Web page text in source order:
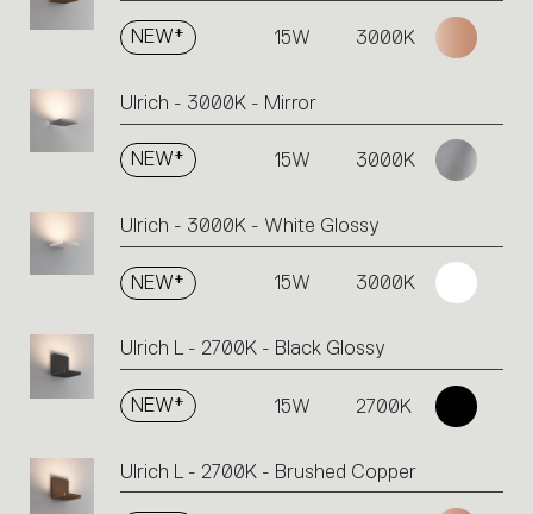
NEW* 15W 3000K
Ulrich - 3000K - Mirror
NEW* 15W 3000K
Ulrich - 3000K - White Glossy
NEW* 15W 3000K
Ulrich L - 2700K - Black Glossy
NEW* 15W 2700K
Ulrich L - 2700K - Brushed Copper